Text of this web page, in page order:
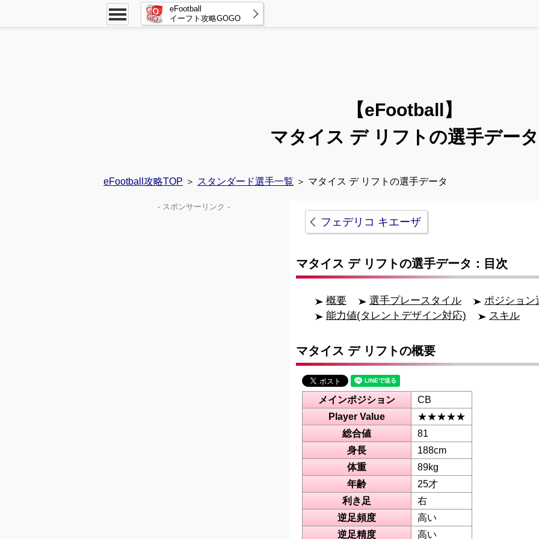
eFootball
イーフト攻略GOGO
【eFootball】
マタイス デ リフトの選手データ
eFootball攻略TOP ＞ スタンダード選手一覧 ＞ マタイス デ リフトの選手データ
フェデリコ キエーザ
マタイス デ リフトの選手データ：目次
概要 選手プレースタイル
ポジション
能力値(タレントデザイン対応)
スキル
マタイス デ リフトの概要
メインポジション
CB
Player Value
★★★★★
総合値
81
身長
188cm
体重
89kg
年齢
25才
利き足
右
逆足頻度
高い
逆足精度
高い
- スポンサーリンク -